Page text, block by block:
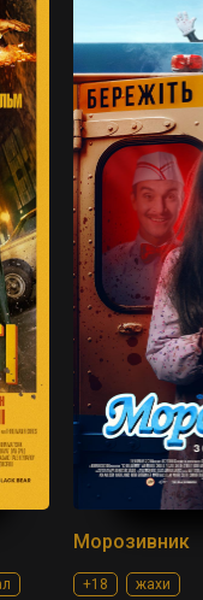
Морозивник
+18 жахи